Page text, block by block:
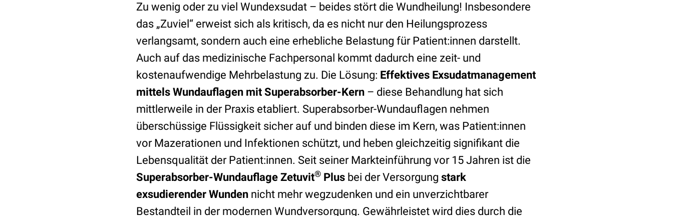
Zu wenig oder zu viel Wundexsudat – beides stört die Wundheilung! Insbesondere
das „Zuviel“ erweist sich als kritisch, da es nicht nur den Heilungsprozess
verlangsamt, sondern auch eine erhebliche Belastung für Patient:innen darstellt.
Auch auf das medizinische Fachpersonal kommt dadurch eine zeit- und
kostenaufwendige Mehrbelastung zu. Die Lösung: Effektives Exsudatmanagement
mittels Wundauflagen mit Superabsorber-Kern – diese Behandlung hat sich
mittlerweile in der Praxis etabliert. Superabsorber-Wundauflagen nehmen
überschüssige Flüssigkeit sicher auf und binden diese im Kern, was Patient:innen
vor Mazerationen und Infektionen schützt, und heben gleichzeitig signifikant die
Lebensqualität der Patient:innen. Seit seiner Markteinführung vor 15 Jahren ist die
Superabsorber-Wundauflage Zetuvit® Plus bei der Versorgung stark
exsudierender Wunden nicht mehr wegzudenken und ein unverzichtbarer
Bestandteil in der modernen Wundversorgung. Gewährleistet wird dies durch die